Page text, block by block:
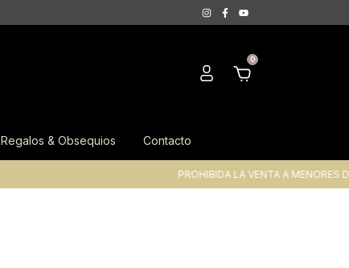
0
Regalos & Obsequios Contacto
PROHIBIDA LA VENTA A MENORES DE